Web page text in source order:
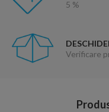
5 %
Verificare